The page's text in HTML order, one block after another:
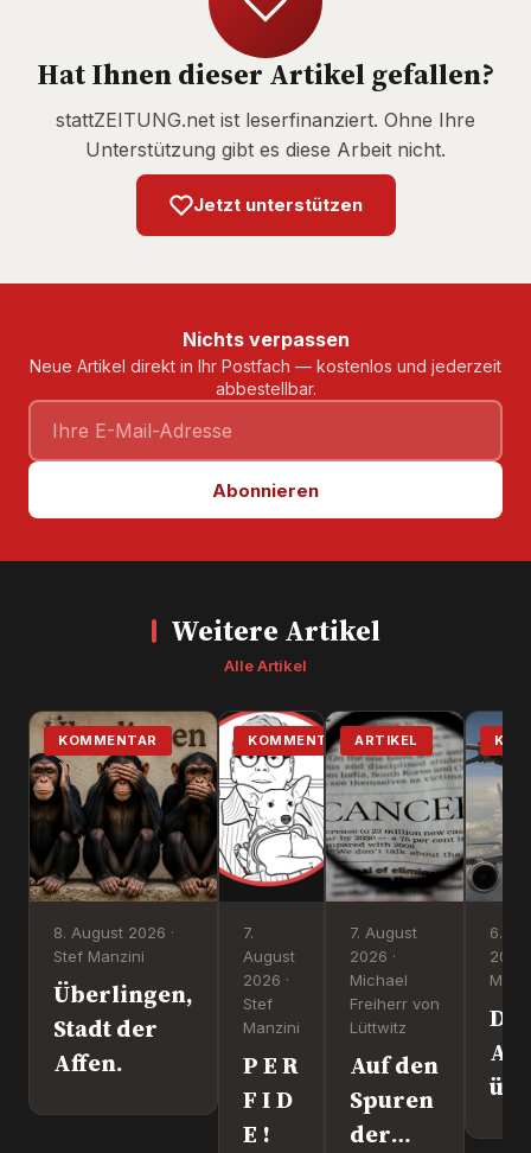
Hat Ihnen dieser Artikel gefallen?
stattZEITUNG.net ist leserfinanziert. Ohne Ihre
Unterstützung gibt es diese Arbeit nicht.
Jetzt unterstützen
Nichts verpassen
Neue Artikel direkt in Ihr Postfach — kostenlos und jederzeit
abbestellbar.
Abonnieren
Weitere Artikel
Alle Artikel
KOMMENTAR
8. August 2026 ·
Stef Manzini
Überlingen,
Stadt der
Affen.
KOMMENTAR
7.
August
2026 ·
Stef
Manzini
P E R
F I D
E !
ARTIKEL
7. August
2026 ·
Michael
Freiherr von
Lüttwitz
Auf den
Spuren
der
6.
2026